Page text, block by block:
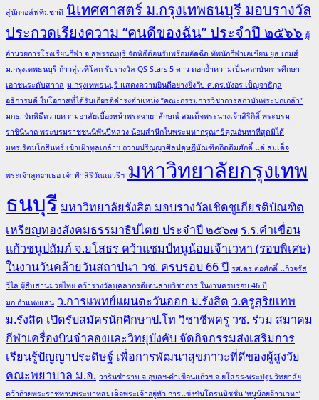
สู่นักกอล์ฟทีมชาติ นิเทศศาสตร์ ม.กรุงเทพธนบุรี มอบรางวัล
ประกวดเรียงความ “คนดีของฉัน” ประจำปี ๒๕๖๖ ผู้
อำนวยการโรงเรียนกีฬา จ.สุพรรณบุรี จัดพิธีต้อนรับพร้อมอัดฉีด ทัพนักกีฬาเอเชียน ยูธ เกมส์
ม.กรุงเทพธนบุรี ก้าวสู่เวทีโลก รับรางวัล QS Stars 5 ดาว ตอกย้ำความเป็นสถาบันการศึกษา
เอกชนระดับสากล ม.กรุงเทพธนบุรี แสดงความยินดีอย่างยิ่งกับ ศ.ดร.บังอร เบ็ญจาธิกุล
อธิการบดี ในโอกาสที่ได้รับเกียรติดำรงตำแหน่ง “คณะกรรมการวิชาการสถาบันพระปกเกล้า”
มกธ. จัดพิธีถวายความอาลัยเบื้องหน้าพระฉายาลักษณ์ สมเด็จพระนางเจ้าสิริกิติ์ พระบรม
ราชินีนาถ พระบรมราชชนนีพันปีหลวง น้อมสำนึกในพระมหากรุณาธิคุณอันหาที่สุดมิได้
มทร.รัตนโกสินทร์ เข้าเฝ้าทูลเกล้าฯ ถวายปริญญาศิลปดุษฎีบัณฑิตกิตติมศักดิ์ แด่ สมเด็จ
พระเจ้าลูกยาเธอ เจ้าฟ้าสิริวัณณวรีฯ มหาวิทยาลัยกรุงเทพ
ธนบุรี มหาวิทยาลัยรังสิต มอบรางวัลเชิดชูเกียรติบัณฑิต
เหรียญทองสังคมธรรมาธิปไตย ประจำปี ๒๕๖๗ ร.ร.คำเขื่อน
แก้วชนูปถัมภ์ จ.ยโสธร คว้าแชมป์หนูน้อยเจ้าเวหา (รอบพิเศษ)
ในงานวันคล้ายวันสถาปนา วช. ครบรอบ 66 ปี รศ.ดร.ต่อศักดิ์ แก้วจรัส
วิไล ผู้สืบสานมวยไทย คว้ารางวัลบุคลากรดีเด่นสายวิชาการ ในงานครบรอบ 46 ปี
มก.กำแพงแสน ว.การแพทย์แผนตะวันออก ม.รังสิต ว.ครูสุริยเทพ
ม.รังสิต เปิดรับสมัครนักศึกษาป.โท วิชาชีพครู วช. ร่วม สมาคม
กีฬาเครื่องบินจำลองและวิทยุบังคับ จัดกิจกรรมส่งเสริมการ
เรียนรู้ปัญญาประดิษฐ์ เพื่อการพัฒนาสุขภาวะที่ดีของผู้สูงวัย
คณะพยาบาล ม.อ. วารินชำราบ จ.อุบลฯ-คำเขื่อนแก้วฯ จ.ยโสธร-พระปฐมวิทยาลัย
คว้าถ้วยพระราชทานพระบาทสมเด็จพระเจ้าอยู่หัว การแข่งขันโดรนมิชชั่น ‘หนูน้อยจ้าวเวหา’